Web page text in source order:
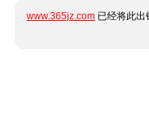
www.365jz.com 已经将此出